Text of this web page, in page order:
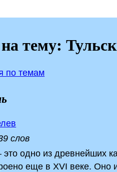
тему:
по темам
слов
одно из древнейших
еще в XVI веке. Оно